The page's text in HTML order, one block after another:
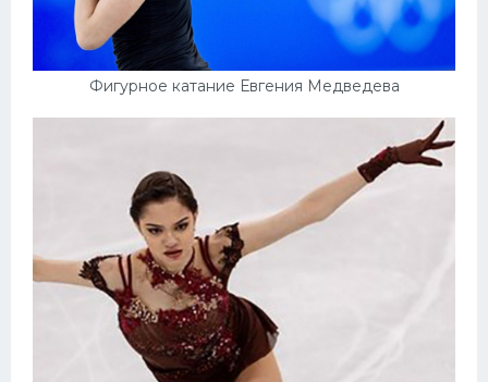
Фигурное катание Евгения Медведева